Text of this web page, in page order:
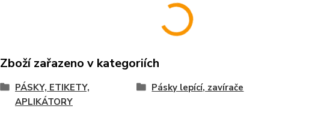
Zboží zařazeno v kategoriích
PÁSKY, ETIKETY,
APLIKÁTORY
Pásky lepící, zavírače